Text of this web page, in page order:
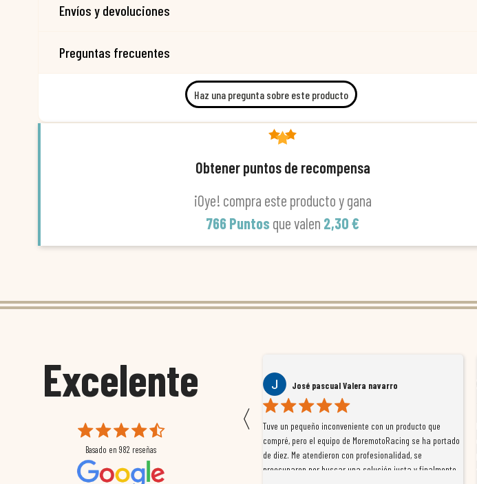
Envíos y devoluciones
Preguntas frecuentes
Haz una pregunta sobre este producto
Obtener puntos de recompensa
¡Oye! compra este producto y gana
766 Puntos que valen 2,30 €
Excelente
Basado en 982 reseñas
〈
Yuliana Montoya
Cosas hermosas!! El sitio engaña por fuera! Pero dentro
es espectacular! Te atienden super bien y encuentras
casi de todo! Excelente calidad, productos para todos los
gustos y bolsillos
José pascual Valera navarro
Tuve un pequeño inconveniente con un producto que
compré, pero el equipo de MoremotoRacing se ha portado
de diez. Me atendieron con profesionalidad, se
preocuparon por buscar una solución justa y finalmente